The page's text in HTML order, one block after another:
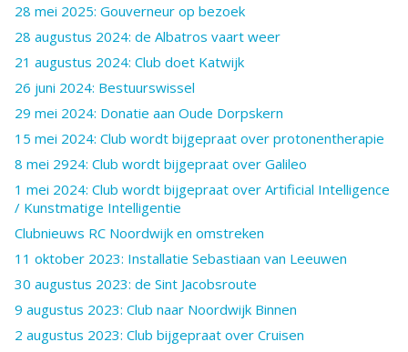
28 mei 2025: Gouverneur op bezoek
28 augustus 2024: de Albatros vaart weer
21 augustus 2024: Club doet Katwijk
26 juni 2024: Bestuurswissel
29 mei 2024: Donatie aan Oude Dorpskern
15 mei 2024: Club wordt bijgepraat over protonentherapie
8 mei 2924: Club wordt bijgepraat over Galileo
1 mei 2024: Club wordt bijgepraat over Artificial Intelligence
/ Kunstmatige Intelligentie
Clubnieuws RC Noordwijk en omstreken
11 oktober 2023: Installatie Sebastiaan van Leeuwen
30 augustus 2023: de Sint Jacobsroute
9 augustus 2023: Club naar Noordwijk Binnen
2 augustus 2023: Club bijgepraat over Cruisen